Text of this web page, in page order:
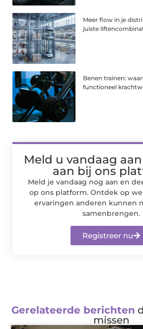
Meer flow in je
juiste
Benen trainen:
functioneel
Meld u vandaag
aan bij ons
Meld je vandaag nog aan en
op ons platform. Ontdek op
ervaringen anderen kunnen
samenbrengen.
Registreer nu
Gerelateerde berichten
missen